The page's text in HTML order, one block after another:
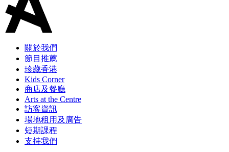
關於我們
節目推薦
珍藏香港
Kids Corner
商店及餐廳
Arts at the Centre
訪客資訊
場地租用及廣告
短期課程
支持我們